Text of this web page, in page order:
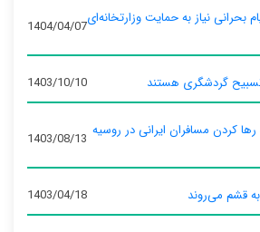
بحرانی نیاز به حمایت وزارتخانه‌ای1404/04/07
گردشگری هستند 1403/10/10
کردن مسافران ایرانی در روسیه 1403/08/13
قشم می‌روند 1403/04/18